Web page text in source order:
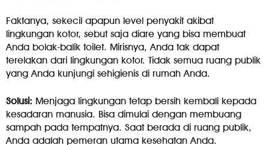
Faktanya, sekecil apapun level penyakit akibat
lingkungan kotor, sebut saja diare yang bisa membuat
Anda bolak-balik toilet. Mirisnya, Anda tak dapat
terelakan dari lingkungan kotor. Tidak semua ruang publik
yang Anda kunjungi sehigienis di rumah Anda.
Solusi: Menjaga lingkungan tetap bersih kembali kepada
kesadaran manusia. Bisa dimulai dengan membuang
sampah pada tempatnya. Saat berada di ruang publik,
Anda adalah pemeran utama kesehatan Anda.